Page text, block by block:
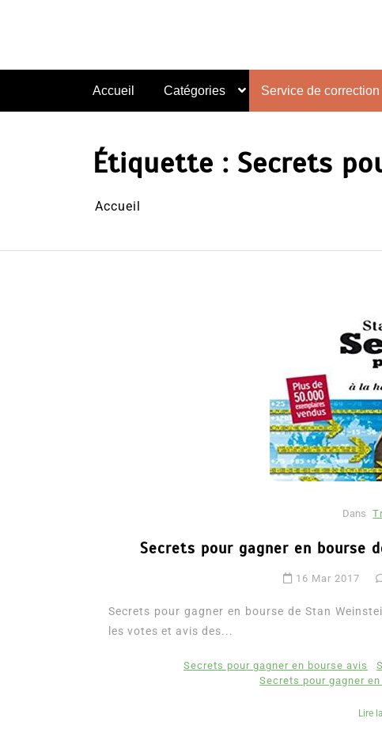
Accueil Catégories Service de
Étiquette : Secrets
Accueil
Dans
Secrets pour gagner en bourse
16 Mar 2017
Secrets pour gagner en bourse de Stan
les votes et avis des...
Secrets pour gagner en bourse avis
Secrets pour gagner
Lire
Dans Romance
Romances – l’actualité : été
2026
6 Juil 2026
littérature sentimentale romance